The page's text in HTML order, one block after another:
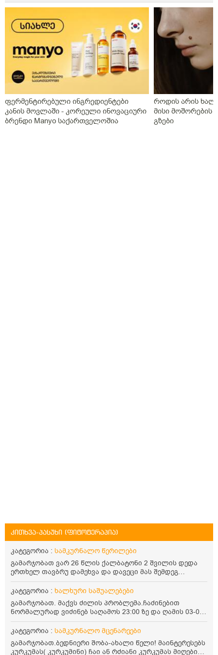
რიგში რაც არ გაგვისინჯია ამ ხნის განმავლობაში და
ზღვარზე ქონდა ისე რომ ლაბორანტმა გვითხრა
საყურადღებოა თორემ მერე საპრობლემო
გახდებაო,და ისედაც თვენახევარში ერთხელ
გვნახულობდა ის ძველი ექიმი,ინდომეტაზონის
სანთელი ოცი დღე ძილის წინ,უტროჟესტანი
საღამოს,კურანტილი სისხლის გამათხელებელი,ახლა
აქვს თავის ტკივილები,სხვა ჩვენება არააქვს და ასე
გვგონია დ ვიტამია გამოიწვიაო მარა ვირუსიც
ქონდა,ვაგოსტაბილი თავის ტკივილისთვის,თქვენ რას
გვირჩევთ?როგორც გვითხარით ონლაინ ისე მიდის
ყველაფერი და ხალხს შეხება აქვთ პირდაპირ
ფერმენტირებული ინგრედიენტები
კანის მოვლაში - კორეული ინოვაციური
ბრენდი Manyo საქართველოშია
როდის არის
მისი მოშორების
გზები
კითხვა-პასუხი (ფიტოტერაპია)
კატეგორია : სამკურნალო წერილები
გამარჯობათ ვარ 26 წლის ქალბატონი 2 შვილის დედა
ერთხელ თავბრუ დამეხვა და დავეცი მას შემდეგ
დამეწყო შიშები ვეღარ გავდიოდი გარეთ რადგან ისევ
ასე ცუდად არ გავხდარიყავი ყურის ანთება მქონდა
მაშინ როგორც გაირკვა მას შემსეგ გავიდა 1 წელზე
მეტინდა კიდე მეხვევა თავბრუ გარეთ გასვილისას
სახლში კარგად ვარ როცა ახსენებენ გარეთ წაავალა
სმაგაზეხ კი ცუდად ვხდებოდი ეხლა როგორმე გავდივარ
ბაღში ჯოხში ზოგჯერ მაქვს შეგრძნება მიწა მეცლება
ფეხებიდან და ჯოხზე უნდა დავეყრდნო აუცილებლად
არვიხი როგორ მოვიქცე რა გავაკეთო ასევე დამეწყო
კატეგორია : ხალხური საშუალებები
გამარჯობათ. მაქვს ძილის პრობლემა.ჩაძინებით
ნორმალურად ვიძინებ საღამოს 23:00 ზე და ღამის 03-00
ან 04:00 საათზე მეღვიძება და მერე ვერ ვიძინებ
ვერაფრით.რამე ხალხური საშუალება თუ არის ამ
კატეგორია : სამკურნალო მცენარეები
გამარჯობათ.ბედნიერი შობა-ახალი წელი! მაინტერესებს
კურკუმას( კურკუმინი) ჩაი ან რძიანი კურკუმას მიღების